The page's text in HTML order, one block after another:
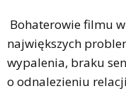
Bohaterowie filmu
największych
wypalenia, braku
o odnalezieniu